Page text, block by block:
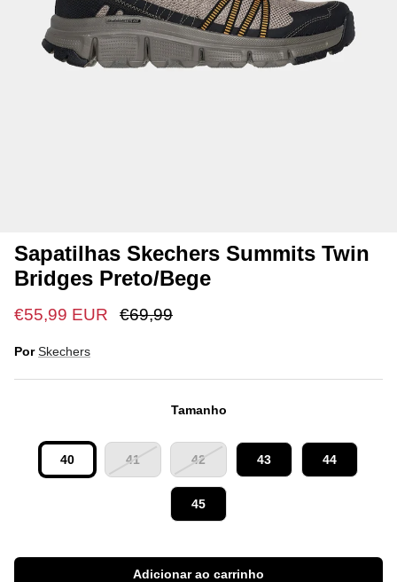
Sapatilhas Skechers Summits Twin
Bridges Preto/Bege
€55,99 EUR €69,99
Por Skechers
Tamanho
40 41 42 43 44
45
Adicionar ao carrinho